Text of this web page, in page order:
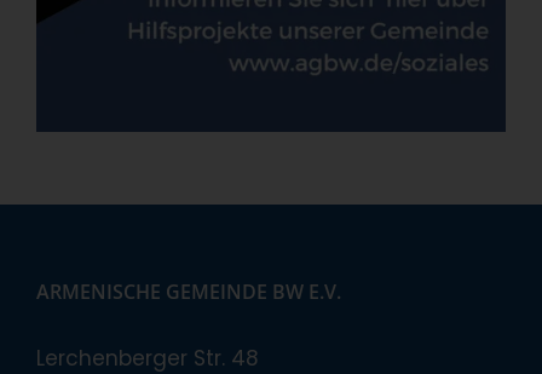
ARMENISCHE GEMEINDE BW E.V.
Lerchenberger Str. 48